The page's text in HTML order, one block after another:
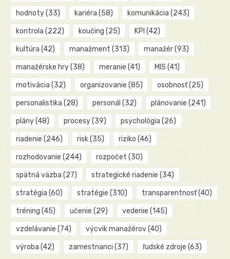
hodnoty(33) kariéra (58) komunikácia (243)
kontrola (222) koučing (25) KPI (42)
kultúra (42) manažment (313) manažér(93)
manažérske hry(38) meranie (41) MIS (41)
motivácia (32) organizovanie (85) osobnosť(25)
personalistika (28) personál (32) plánovanie (241)
plány(48) procesy(39) psychológia (26)
riadenie (246) risk(35) riziko (46)
rozhodovanie (244) rozpočet (30)
spätná väzba (27) strategické riadenie (34)
stratégia (60) stratégie (310) transparentnosť(40)
tréning (45) učenie (29) vedenie (145)
vzdelávanie (74) výcvik manažérov(40)
výroba (42) zamestnanci (37) ľudské zdroje (63)